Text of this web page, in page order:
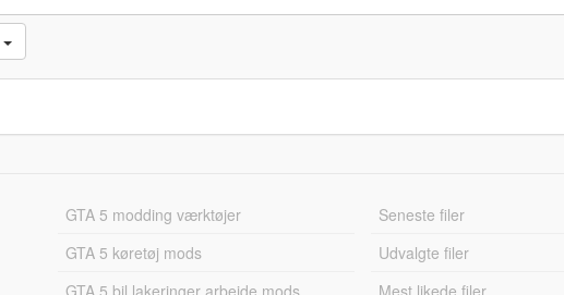
GTA 5 modding værktøjer
GTA 5 køretøj mods
GTA 5 bil lakeringer arbejde mods
Seneste filer
Udvalgte filer
Mest likede filer